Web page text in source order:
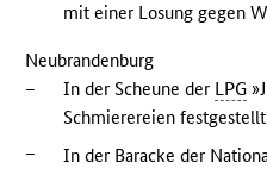
mit einer Losung gegen
Neubrandenburg
–
In der Scheune der LPG
Schmierereien
–
In der Baracke der